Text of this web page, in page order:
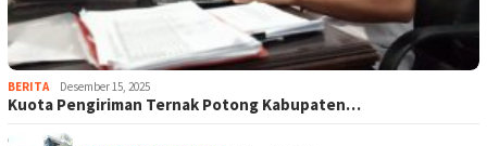
BERITA Desember 15, 2025
Kuota Pengiriman Ternak Potong Kabupaten…